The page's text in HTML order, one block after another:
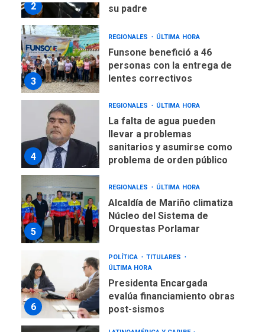
2
su padre
3
REGIONALES ÚLTIMA HORA
Funsone benefició a 46
personas con la entrega de
lentes correctivos
4
REGIONALES ÚLTIMA HORA
La falta de agua pueden
llevar a problemas
sanitarios y asumirse como
problema de orden público
5
REGIONALES ÚLTIMA HORA
Alcaldía de Mariño climatiza
Núcleo del Sistema de
Orquestas Porlamar
6
POLÍTICA
TITULARES
ÚLTIMA HORA
Presidenta Encargada
evalúa financiamiento obras
post-sismos